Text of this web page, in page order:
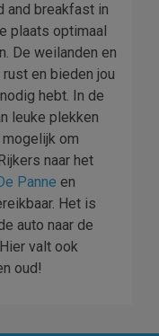
and breakfast in
plaats optimaal
De weilanden en
en bieden jou
hebt. In de
leuke plekken
om
naar het
Panne en
Het is
auto naar de
valt ook
oud!